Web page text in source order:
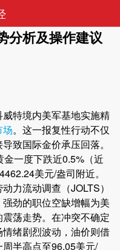
分析及操作建议
特境内美军基地实施精
场。这一报复性行动不仅
致国际金价承压回落。
一度下跌近0.5%（近
美元/盎司附近。
力流动调查（JOLTS）
劲的职位空缺增幅为美
荡走势。在冲突不确定
绪剧烈波动，油价则借
半高点至96.05美元/